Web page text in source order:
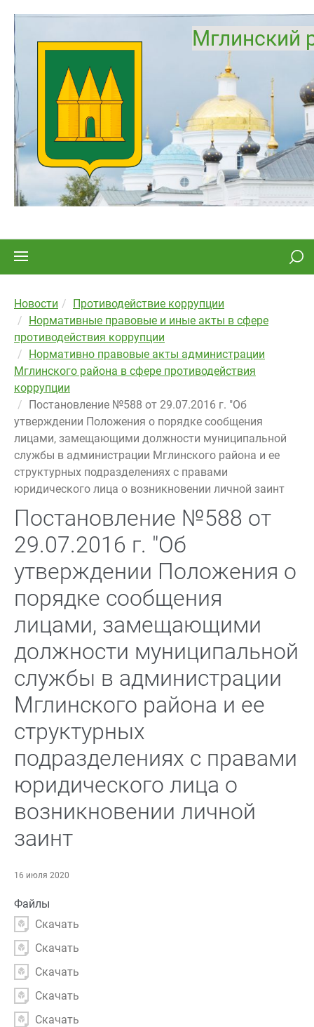
Мглинский
Новости
Противодействие коррупции
Нормативные правовые и иные акты в сфере
противодействия коррупции
Нормативно правовые акты администрации
Мглинского района в сфере противодействия
коррупции
Постановление №588 от 29.07.2016 г. "Об
утверждении Положения о порядке сообщения
лицами, замещающими должности муниципальной
службы в администрации Мглинского района и ее
структурных подразделениях с правами
юридического лица о возникновении личной заинт
Постановление №588 от
29.07.2016 г. "Об
утверждении Положения о
порядке сообщения
лицами, замещающими
должности муниципальной
службы в администрации
Мглинского района и ее
структурных
подразделениях с правами
юридического лица о
возникновении личной
заинт
16 июля 2020
Файлы
Скачать
Скачать
Скачать
Скачать
Скачать